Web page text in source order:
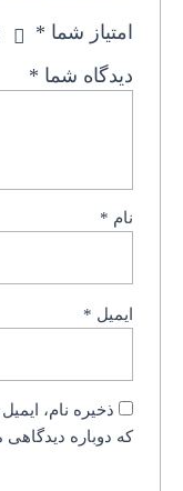
امتیاز شما *
دیدگاه شما *
نام *
ایمیل *
ذخیره نام،
که دوباره